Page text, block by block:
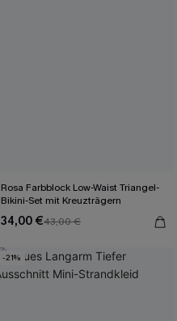
Rosa Farbblock Low-Waist Triangel-
Bikini-Set mit Kreuzträgern
34,00 €43,00 €
-21%